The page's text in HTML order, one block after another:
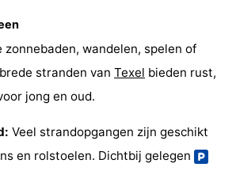
zonnebaden, wandelen, spelen of
stranden van Texel bieden rust,
jong en oud.
Veel strandopgangen zijn geschikt
en rolstoelen. Dichtbij gelegen